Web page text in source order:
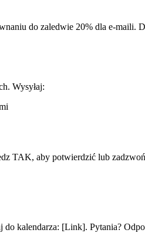
do zaledwie 20% dla e-maili.
Wysyłaj:
TAK, aby potwierdzić lub
kalendarza: [Link]. Pytania?